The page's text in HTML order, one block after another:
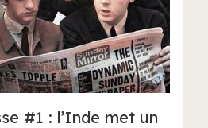
#1 : l’Inde met un